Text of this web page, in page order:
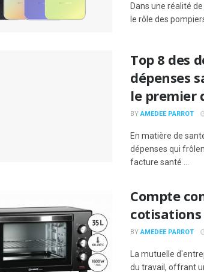
Dans une réalité
le rôle des
Top 8 des
dépenses
le premier
BY AMEDEE PARROT
En matière de
dépenses qui
facture santé ...
Compte
BY AMEDEE PARROT
La mutuelle
du travail, offrant